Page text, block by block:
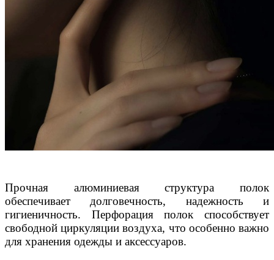
Прочная алюминиевая структура полок
обеспечивает долговечность, надежность и
гигиеничность. Перфорация полок способствует
свободной циркуляции воздуха, что особенно важно
для хранения одежды и аксессуаров.